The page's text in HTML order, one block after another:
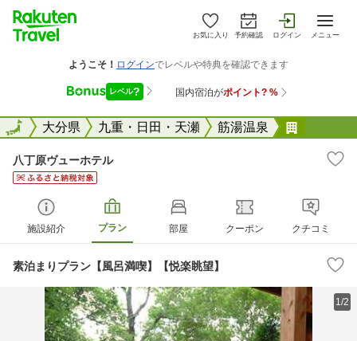
お気に入り 予約確認 ログイン メニュー
全国大分県 九重・日田・天瀬 筋湯温泉
全国
八丁原ヴューホテル
施設紹介 プラン 部屋 クーポン クチコミ
素泊まりプラン【風呂満喫】【悦楽眺望】
1/2